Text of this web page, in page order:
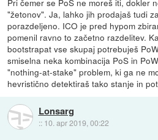
"žetonov". Ja, lahko jih prodajaš tudi
porazdeljeno. ICO je pred hypom
pomenil ravno to začetno razdelitev.
bootstrapat vse skupaj potrebuješ
smiselna neka kombinacija PoS in
"nothing-at-stake" problem, ki ga ne
hevristično detektiraš tako stanje in
Lonsarg
:: 10. apr 2019, 00:22